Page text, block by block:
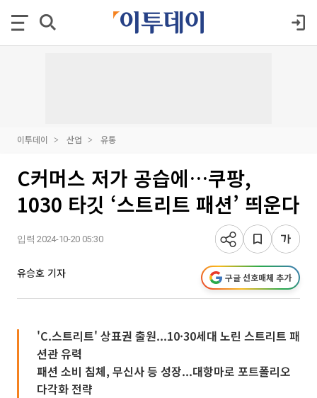
이투데이 산업 유통
C커머스 저가 공습에…쿠팡,
1030 타깃 ‘스트리트 패션’ 띄운다
입력 2024-10-20 05:30
유승호 기자 구글 선호매체 추가
'C.스트리트' 상표권 출원...10·30세대 노린 스트리트 패
션관 유력
패션 소비 침체, 무신사 등 성장...대항마로 포트폴리오
다각화 전략